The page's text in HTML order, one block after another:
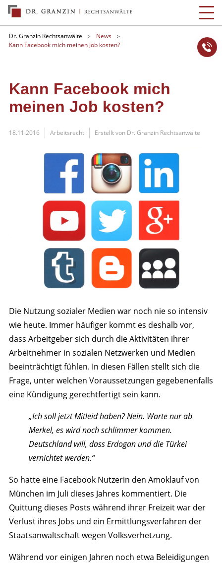
Dr. Granzin Rechtsanwälte > News >
Kann Facebook mich meinen Job kosten?
Kann Facebook mich
meinen Job kosten?
18.11.2016 Arbeitsrecht Erstellt von Dr. Granzin Rechtsanwälte
Die Nutzung sozialer Medien war noch nie so intensiv
wie heute. Immer häufiger kommt es deshalb vor,
dass Arbeitgeber sich durch die Aktivitäten ihrer
Arbeitnehmer in sozialen Netzwerken und Medien
beeinträchtigt fühlen. In diesen Fällen stellt sich die
Frage, unter welchen Voraussetzungen gegebenenfalls
eine Kündigung gerechtfertigt sein kann.
„Ich soll jetzt Mitleid haben? Nein. Warte nur ab
Merkel, es wird noch schlimmer kommen.
Deutschland will, dass Erdogan und die Türkei
vernichtet werden.“
So hatte eine Facebook Nutzerin den Amoklauf von
München im Juli dieses Jahres kommentiert. Die
Quittung dieses Posts während ihrer Freizeit war der
Verlust ihres Jobs und ein Ermittlungsverfahren der
Staatsanwaltschaft wegen Volksverhetzung.
Während vor einigen Jahren noch etwa Beleidigungen